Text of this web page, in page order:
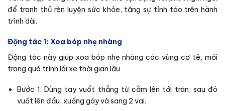
để tranh thủ rèn luyện sức khỏe, tăng sự tỉnh táo trên hành
trình dài.
Động tác 1: Xoa bóp nhẹ nhàng
Động tác này giúp xoa bóp nhẹ nhàng các vùng cơ tê, mỏi
trong quá trình lái xe thời gian lâu
Bước 1: Dùng tay vuốt thẳng từ cằm lên tới trán, sau đó
vuốt lên đầu, xuống gáy và sang 2 vai.